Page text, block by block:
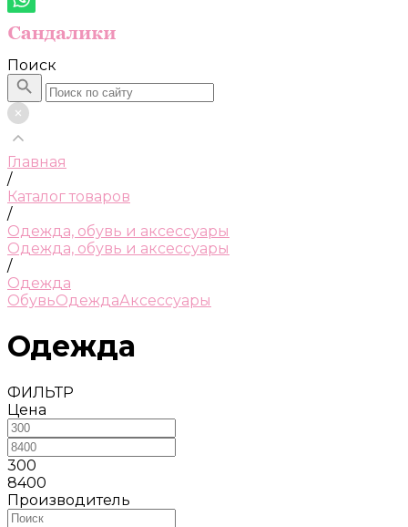
Поиск
Главная
/
Каталог товаров
/
Одежда, обувь и аксессуары
Одежда, обувь и аксессуары
/
Одежда
ОбувьОдеждаАксессуары
Одежда
ФИЛЬТР
Цена
300
8400
Производитель